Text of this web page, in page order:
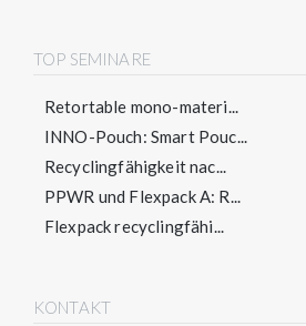
TOP SEMINARE
Retortable mono-materi...
INNO-Pouch: Smart Pouc...
Recyclingfähigkeit nac...
PPWR und Flexpack A: R...
Flexpack recyclingfähi...
KONTAKT